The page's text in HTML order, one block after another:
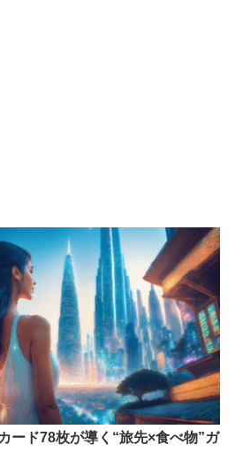
ード78枚が導く“旅先×食べ物”ガ